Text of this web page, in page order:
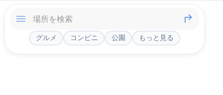
グルメ コンビニ 公園 もっと見る